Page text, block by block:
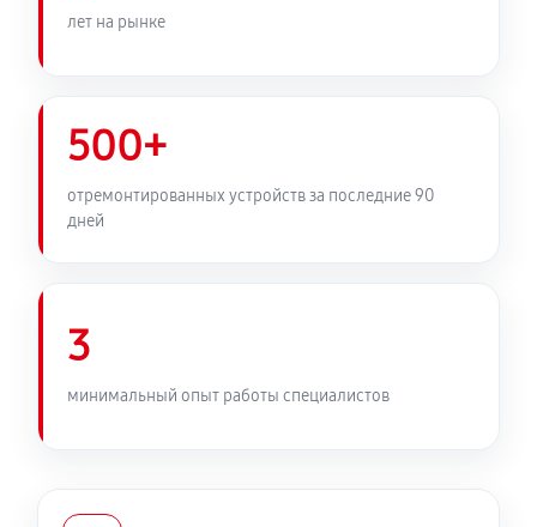
лет на рынке
500+
отремонтированных устройств за последние 90
дней
3
минимальный опыт работы специалистов